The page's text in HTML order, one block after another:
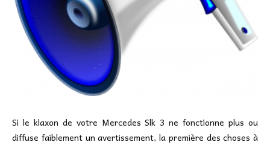
Si le klaxon de votre Mercedes Slk 3 ne fonctionne plus ou
diffuse faiblement un avertissement, la première des choses à